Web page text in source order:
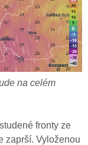
na celém
fronty ze
zaprší. Vyloženou